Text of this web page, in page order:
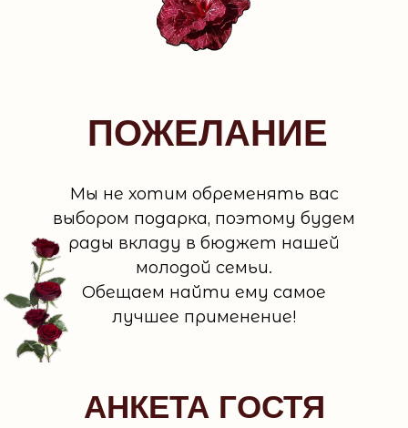
ПОЖЕЛАНИЕ
Мы не хотим обременять вас
выбором подарка, поэтому будем
рады вкладу в бюджет нашей
молодой семьи.
Обещаем найти ему самое
лучшее применение!
АНКЕТА ГОСТЯ